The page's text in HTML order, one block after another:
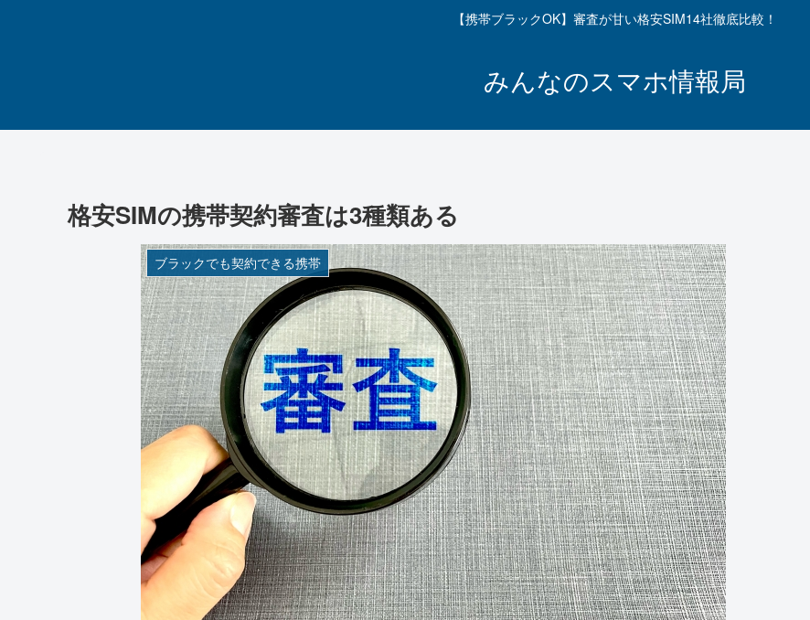
【携帯ブラックOK】審査が甘い格安SIM14社徹底比較！
みんなのスマホ情報局
格安SIMの携帯契約審査は3種類ある
ブラックでも契約できる携帯